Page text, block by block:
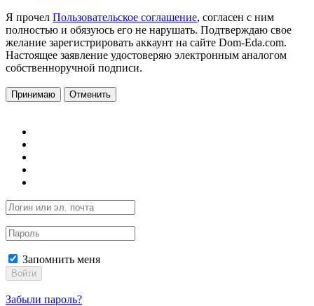
Я прочел Пользовательское соглашение, согласен с ним
полностью и обязуюсь его не нарушать. Подтверждаю свое
желание зарегистрировать аккаунт на сайте Dom-Eda.com.
Настоящее заявление удостоверяю электронным аналогом
собственноручной подписи.
Принимаю Отменить
Запомнить меня
Войти
Забыли пароль?